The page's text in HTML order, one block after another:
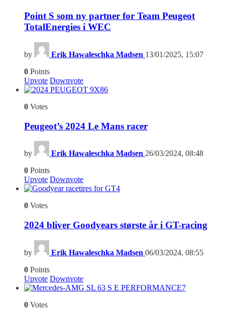
Point S som ny partner for Team Peugeot
TotalEnergies i WEC
by Erik Hawaleschka Madsen 13/01/2025, 15:07
0 Points
Upvote Downvote
6
0 Votes
Peugeot’s 2024 Le Mans racer
by Erik Hawaleschka Madsen 26/03/2024, 08:48
0 Points
Upvote Downvote
4
0 Votes
2024 bliver Goodyears største år i GT-racing
by Erik Hawaleschka Madsen 06/03/2024, 08:55
0 Points
Upvote Downvote
7
0 Votes